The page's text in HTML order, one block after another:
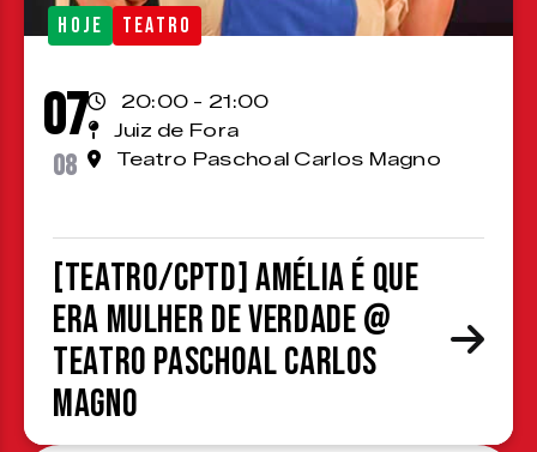
HOJE TEATRO
07
08
20:00 - 21:00
Juiz de Fora
Teatro Paschoal Carlos Magno
[TEATRO/CPTD] Amélia é que
era mulher de verdade @
Teatro Paschoal Carlos
Magno